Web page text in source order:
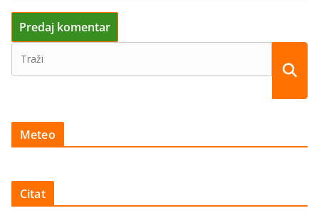
Meteo
Citat